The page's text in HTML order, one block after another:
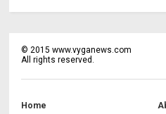
©2015 www.vyganews.com
All rights reserved.
Home